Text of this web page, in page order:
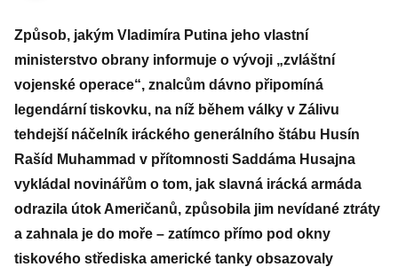
Způsob, jakým Vladimíra Putina jeho vlastní
ministerstvo obrany informuje o vývoji „zvláštní
vojenské operace“, znalcům dávno připomíná
legendární tiskovku, na níž během války v Zálivu
tehdejší náčelník iráckého generálního štábu Husín
Rašíd Muhammad v přítomnosti Saddáma Husajna
vykládal novinářům o tom, jak slavná irácká armáda
odrazila útok Američanů, způsobila jim nevídané ztráty
a zahnala je do moře – zatímco přímo pod okny
tiskového střediska americké tanky obsazovaly